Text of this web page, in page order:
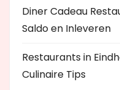
Diner Cadeau
Saldo en Inleveren
Restaurants in
Culinaire Tips